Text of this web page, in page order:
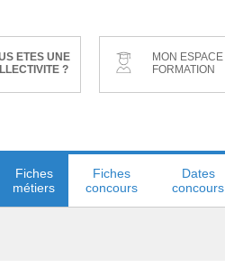
ETES UNE
?
MON ESPACE
FORMATION
Fiches
métiers
Fiches
concours
Dates
concours